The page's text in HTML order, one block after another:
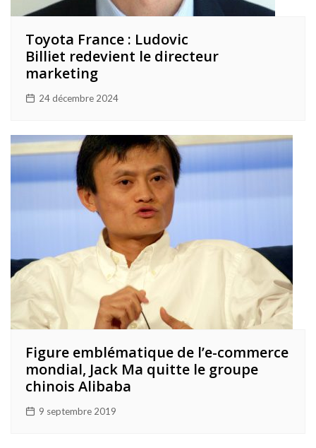
Toyota France : Ludovic
Billiet redevient le directeur
marketing
24 décembre 2024
Figure emblématique de l’e-commerce
mondial, Jack Ma quitte le groupe
chinois Alibaba
9 septembre 2019